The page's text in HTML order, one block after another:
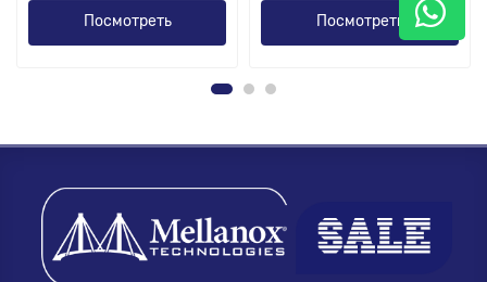
Посмотреть Посмотреть